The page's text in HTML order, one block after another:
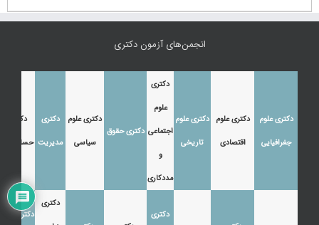
انجمن‌های آزمون دکتری
دکتری علوم
جغرافیایی
دکتری علوم
اقتصادی
دکتری علوم
تاریخی
دکتری
علوم
اجتماعی
و
مددکاری
دکتری حقوق
دکتری علوم
سیاسی
دکتری
مدیریت
دکتری
حسابداری
دکتری
دکتری
دکتری زبان